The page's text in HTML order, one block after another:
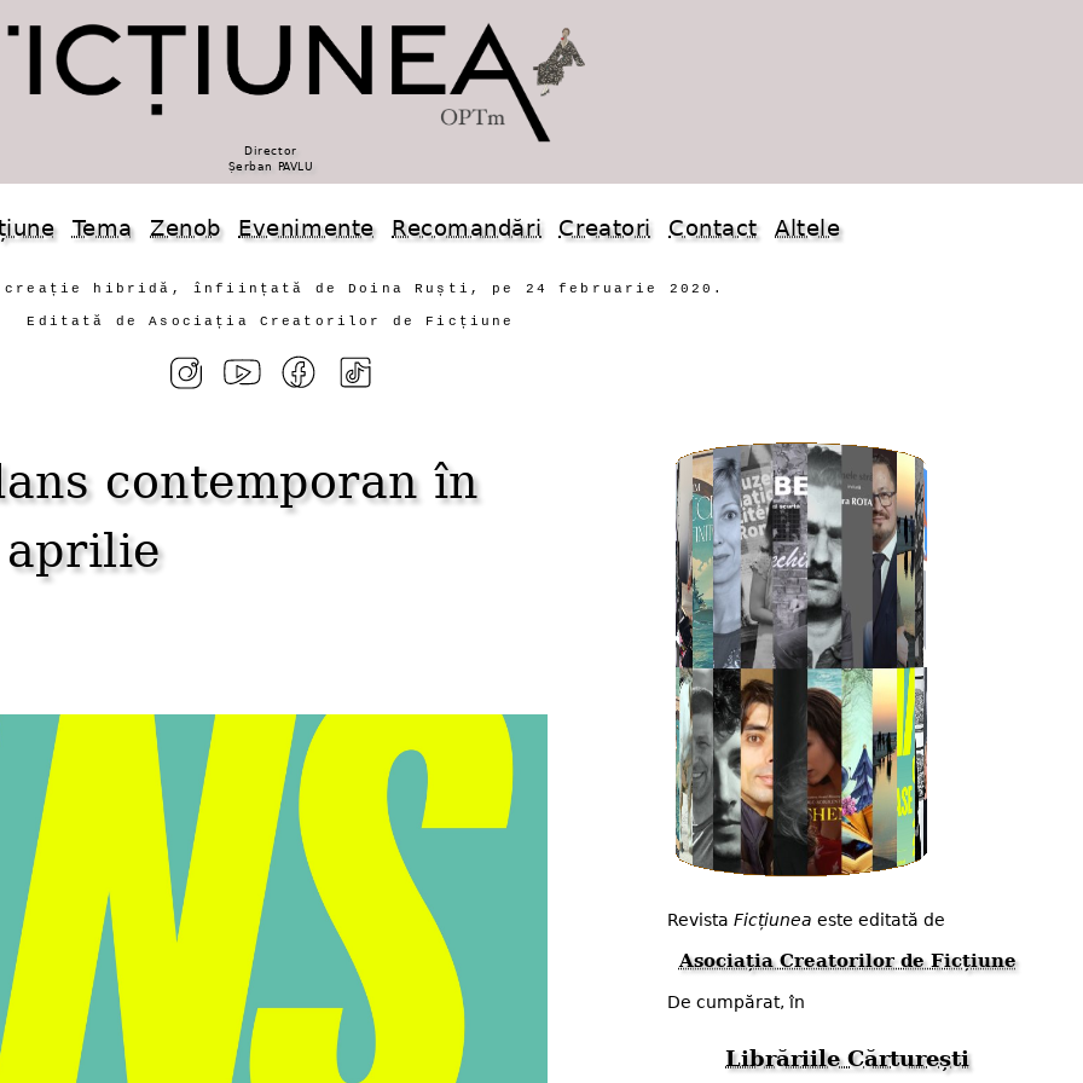
Director
Șerban PAVLU
Tema Zenob Evenimente Recomandări Creatori Contact Altele
creație hibridă, înființată de Doina Ruști, pe 24 februarie 2020.
Editată de Asociația Creatorilor de Ficțiune
contemporan în
Revista Ficțiunea este editată de
Asociația Creatorilor de Ficțiune
De cumpărat, în
Librăriile Cărturești